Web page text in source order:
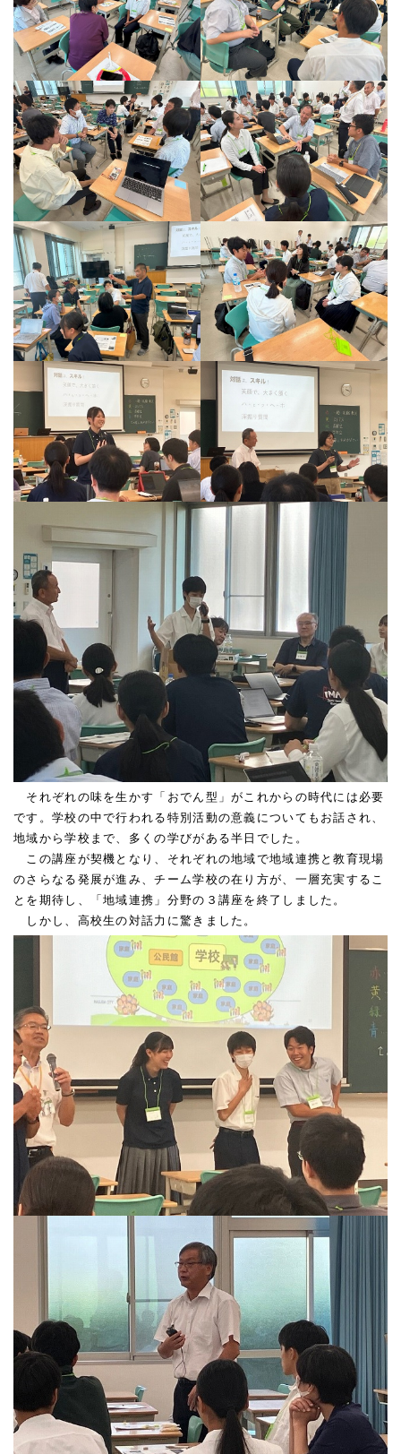
それぞれの味を生かす「おでん型」がこれからの時代には必要
です。学校の中で行われる特別活動の意義についてもお話され、
地域から学校まで、多くの学びがある半日でした。
この講座が契機となり、それぞれの地域で地域連携と教育現場
のさらなる発展が進み、チーム学校の在り方が、一層充実するこ
とを期待し、「地域連携」分野の３講座を終了しました。
しかし、高校生の対話力に驚きました。